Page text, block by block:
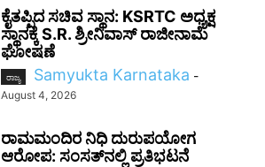
ಕೈತಪ್ಪಿದ ಸಚಿವ ಸ್ಥಾನ: KSRTC ಅಧ್ಯಕ್ಷ
ಸ್ಥಾನಕ್ಕೆ S.R. ಶ್ರೀನಿವಾಸ್ ರಾಜೀನಾಮೆ
ಘೋಷಣೆ
ರಾಜ್ಯ Samyukta Karnataka -
August 4, 2026
ರಾಮಮಂದಿರ ನಿಧಿ ದುರುಪಯೋಗ
ಆರೋಪ: ಸಂಸತ್‌ನಲ್ಲಿ ಪ್ರತಿಭಟನೆ